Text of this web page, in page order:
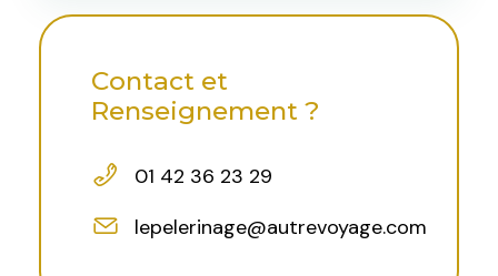
Contact et
Renseignement ?
01 42 36 23 29
lepelerinage@autrevoyage.com